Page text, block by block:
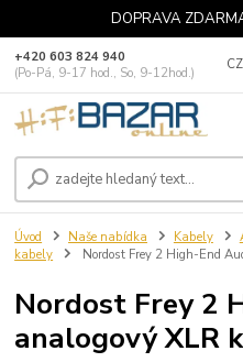
DOPRAVA
+420 603 824 940
(Po-Pá, 9-17 hod., So, 9-12hod.)
Úvod Naše nabídka Kabely
kabely
Nordost Frey 2 High-End
Nordost Frey 2
analogový XLR